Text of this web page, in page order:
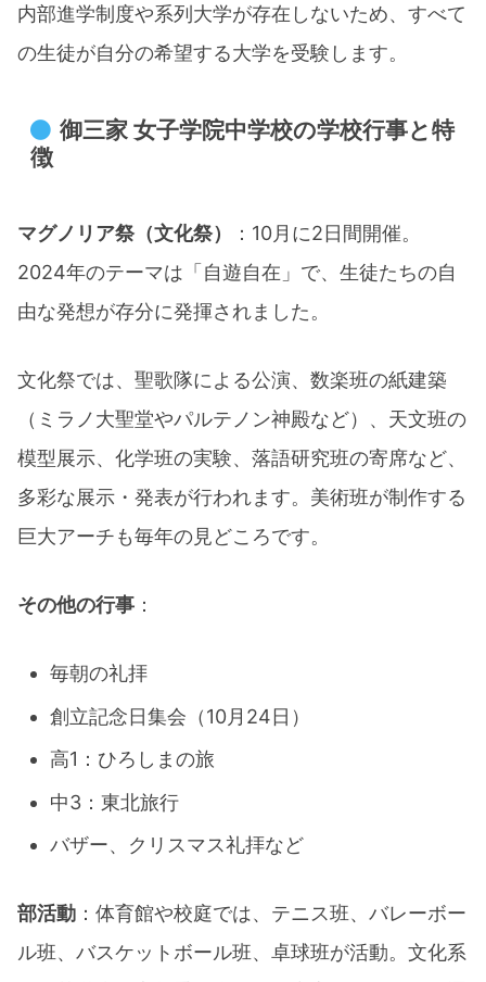
内部進学制度や系列大学が存在しないため、すべて
の生徒が自分の希望する大学を受験します。
御三家 女子学院中学校の学校行事と特
徴
マグノリア祭（文化祭）
：10月に2日間開催。
2024年のテーマは「自遊自在」で、生徒たちの自
由な発想が存分に発揮されました。​
文化祭では、聖歌隊による公演、数楽班の紙建築
（ミラノ大聖堂やパルテノン神殿など）、天文班の
模型展示、化学班の実験、落語研究班の寄席など、
多彩な展示・発表が行われます。美術班が制作する
巨大アーチも毎年の見どころです。
その他の行事 ：
毎朝の礼拝
創立記念日集会（10月24日）​
高1：ひろしまの旅
中3：東北旅行​
バザー、クリスマス礼拝など​
部活動 ：体育館や校庭では、テニス班、バレーボー
ル班、バスケットボール班、卓球班が活動。文化系